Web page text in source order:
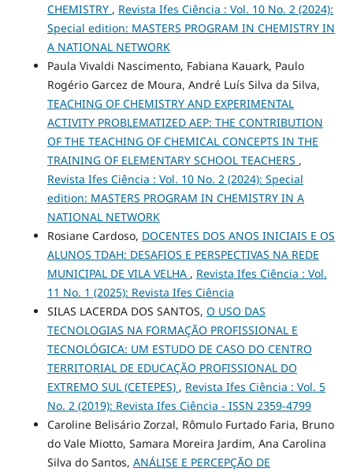
CHEMISTRY , Revista Ifes Ciência : Vol. 10 No. 2 (2024):
Special edition: MASTERS PROGRAM IN CHEMISTRY IN
A NATIONAL NETWORK
Paula Vivaldi Nascimento, Fabiana Kauark, Paulo
Rogério Garcez de Moura, André Luís Silva da Silva,
TEACHING OF CHEMISTRY AND EXPERIMENTAL
ACTIVITY PROBLEMATIZED AEP: THE CONTRIBUTION
OF THE TEACHING OF CHEMICAL CONCEPTS IN THE
TRAINING OF ELEMENTARY SCHOOL TEACHERS ,
Revista Ifes Ciência : Vol. 10 No. 2 (2024): Special
edition: MASTERS PROGRAM IN CHEMISTRY IN A
NATIONAL NETWORK
Rosiane Cardoso, DOCENTES DOS ANOS INICIAIS E OS
ALUNOS TDAH: DESAFIOS E PERSPECTIVAS NA REDE
MUNICIPAL DE VILA VELHA , Revista Ifes Ciência : Vol.
11 No. 1 (2025): Revista Ifes Ciência
SILAS LACERDA DOS SANTOS, O USO DAS
TECNOLOGIAS NA FORMAÇÃO PROFISSIONAL E
TECNOLÓGICA: UM ESTUDO DE CASO DO CENTRO
TERRITORIAL DE EDUCAÇÃO PROFISSIONAL DO
EXTREMO SUL (CETEPES) , Revista Ifes Ciência : Vol. 5
No. 2 (2019): Revista Ifes Ciência - ISSN 2359-4799
Caroline Belisário Zorzal, Rômulo Furtado Faria, Bruno
do Vale Miotto, Samara Moreira Jardim, Ana Carolina
Silva do Santos, ANÁLISE E PERCEPÇÃO DE